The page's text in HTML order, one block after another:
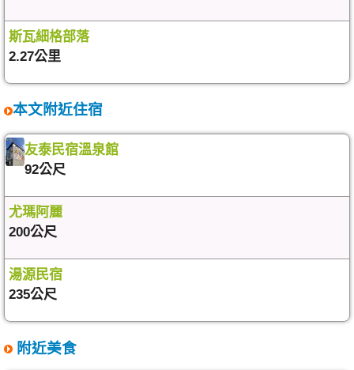
斯瓦細格部落
2.27公里
本文附近住宿
友泰民宿溫泉館
92公尺
尤瑪阿麗
200公尺
湯源民宿
235公尺
附近美食